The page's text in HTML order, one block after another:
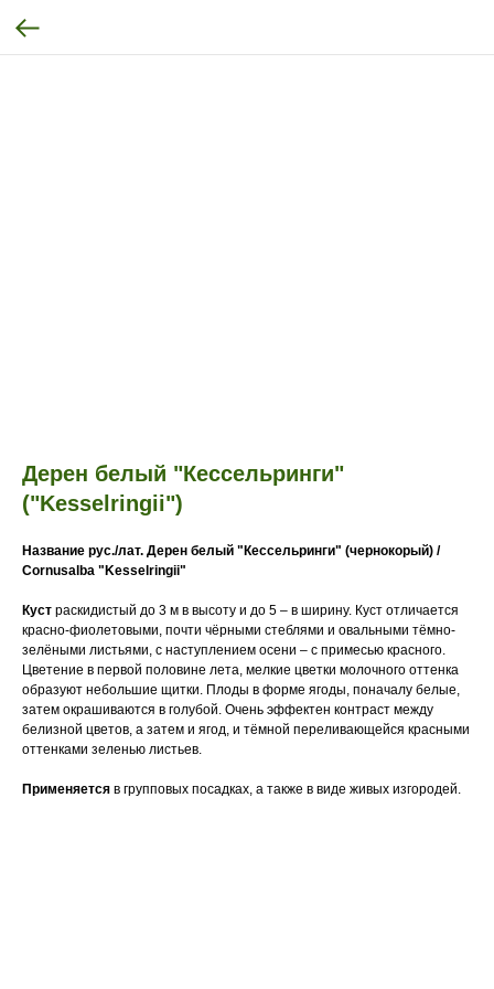
Дерен белый "Кессельринги"
("Kesselringii")
Название рус./лат. Дерен белый "Кессельринги" (чернокорый) /
Cornusalba "Kesselringii"
Куст раскидистый до 3 м в высоту и до 5 – в ширину. Куст отличается
красно-фиолетовыми, почти чёрными стеблями и овальными тёмно-
зелёными листьями, с наступлением осени – с примесью красного.
Цветение в первой половине лета, мелкие цветки молочного оттенка
образуют небольшие щитки. Плоды в форме ягоды, поначалу белые,
затем окрашиваются в голубой. Очень эффектен контраст между
белизной цветов, а затем и ягод, и тёмной переливающейся красными
оттенками зеленью листьев.
Применяется в групповых посадках, а также в виде живых изгородей.